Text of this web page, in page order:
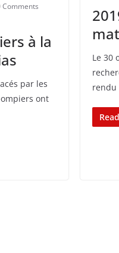
Comments
à la
par les
ont
Le 30
rendu